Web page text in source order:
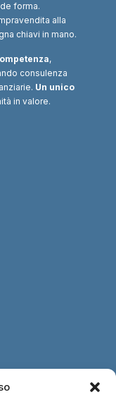
forma.
alla
chiavi in mano.
,
consulenza
Un unico
in valore.